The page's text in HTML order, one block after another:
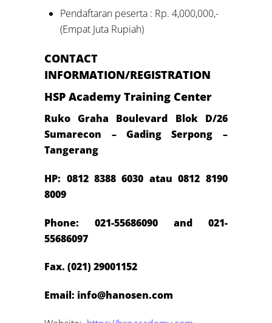
Pendaftaran peserta : Rp. 4,000,000,-
(Empat Juta Rupiah)
CONTACT
INFORMATION/REGISTRATION
HSP Academy Training Center
Ruko Graha Boulevard Blok D/26
Sumarecon – Gading Serpong –
Tangerang
HP: 0812 8388 6030 atau 0812 8190
8009
Phone: 021-55686090 and 021-
55686097
Fax. (021) 29001152
Email: info@hanosen.com